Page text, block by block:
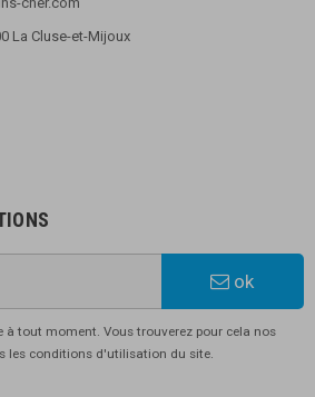
La Cluse-et-Mijoux
ok
à tout moment. Vous trouverez pour cela nos
les conditions d'utilisation du site.